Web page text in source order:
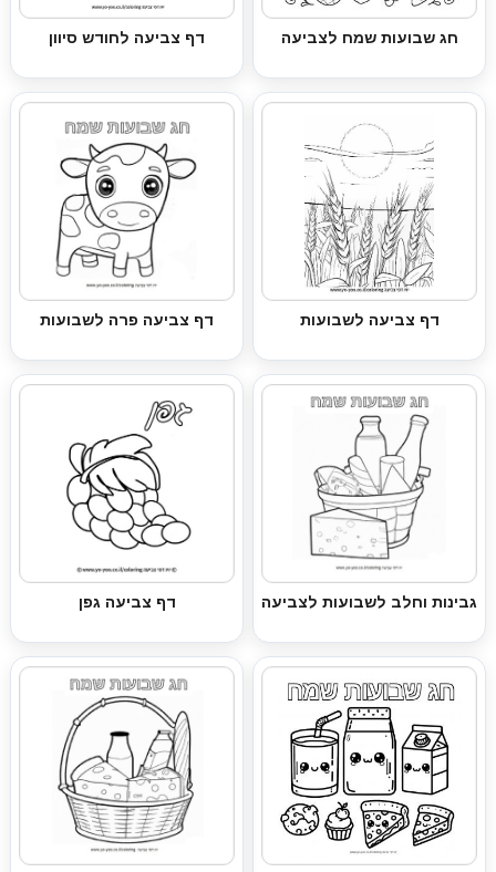
חג שבועות שמח לצביעה דף צביעה לחודש סיוון
דף צביעה לשבועות דף צביעה פרה לשבועות
גבינות וחלב לשבועות לצביעה דף צביעה גפן